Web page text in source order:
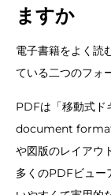
ますか
電子書籍をよく読
ている二つのフォ
PDFは「移動式
document format
や図版のレイアウ
多くのPDFビュー